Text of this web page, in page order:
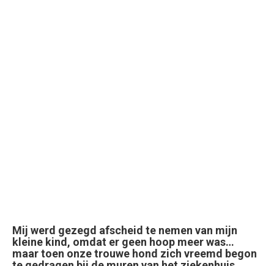
Mij werd gezegd afscheid te nemen van mijn
kleine kind, omdat er geen hoop meer was…
maar toen onze trouwe hond zich vreemd begon